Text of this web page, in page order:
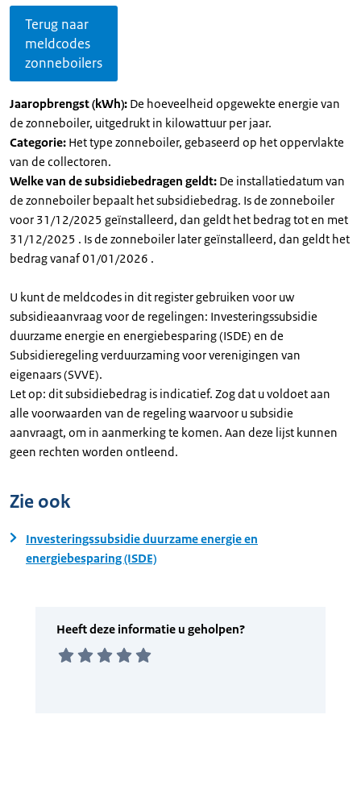
Terug naar
meldcodes
zonneboilers
Jaaropbrengst (kWh): De hoeveelheid opgewekte energie van
de zonneboiler, uitgedrukt in kilowattuur per jaar.
Categorie: Het type zonneboiler, gebaseerd op het oppervlakte
van de collectoren.
Welke van de subsidiebedragen geldt: De installatiedatum van
de zonneboiler bepaalt het subsidiebedrag. Is de zonneboiler
voor 31/12/2025 geïnstalleerd, dan geldt het bedrag tot en met
31/12/2025 . Is de zonneboiler later geïnstalleerd, dan geldt het
bedrag vanaf 01/01/2026 .
U kunt de meldcodes in dit register gebruiken voor uw
subsidieaanvraag voor de regelingen: Investeringssubsidie
duurzame energie en energiebesparing (ISDE) en de
Subsidieregeling verduurzaming voor verenigingen van
eigenaars (SVVE).
Let op: dit subsidiebedrag is indicatief. Zog dat u voldoet aan
alle voorwaarden van de regeling waarvoor u subsidie
aanvraagt, om in aanmerking te komen. Aan deze lijst kunnen
geen rechten worden ontleend.
Zie ook
Investeringssubsidie duurzame energie en
energiebesparing (ISDE)